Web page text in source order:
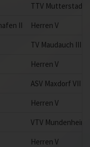
TTV Mutterstadt
II
Herren V
TV Maudauch III
Herren V
ASV Maxdorf VII
Herren V
VTV Mundenheim
Herren V